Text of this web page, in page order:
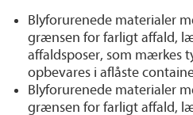
Blyforurenede materialer
grænsen for farligt affald,
affaldsposer, som mærkes
opbevares i aflåste
Blyforurenede materialer
grænsen for farligt affald,